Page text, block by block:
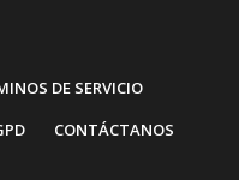
DE SERVICIO
CONTÁCTANOS